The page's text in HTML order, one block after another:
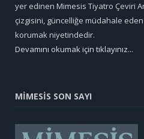
yer edinen Mimesis Tiyatro Çeviri
çizgisini, güncelliğe müdahale eden
korumak niyetindedir.
Devamını okumak için tıklayınız...
MİMESİS SON SAYI